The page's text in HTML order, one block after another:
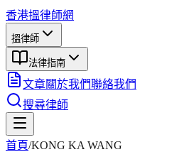
香港搵律師網
搵律師
法律指南
文章關於我們聯絡我們
搜尋律師
首頁/KONG KA WANG